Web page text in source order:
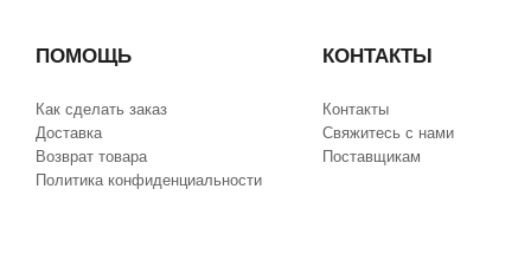
ПОМОЩЬ
Как сделать заказ
Доставка
Возврат товара
Политика конфиденциальности
КОНТАКТЫ
Контакты
Свяжитесь с нами
Поставщикам